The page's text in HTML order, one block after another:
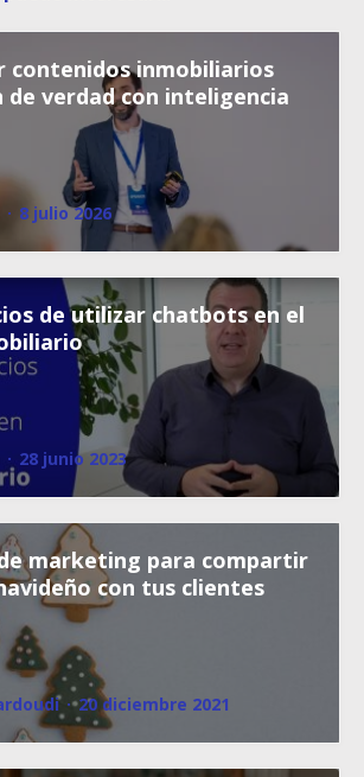
contenidos inmobiliarios
de verdad con inteligencia
· 8 julio 2026
de utilizar chatbots en el
· 28 junio 2023
marketing para compartir
con tus clientes
· 20 diciembre 2021